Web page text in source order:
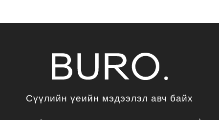
Сүүлийн үеийн мэдээлэл авч байх